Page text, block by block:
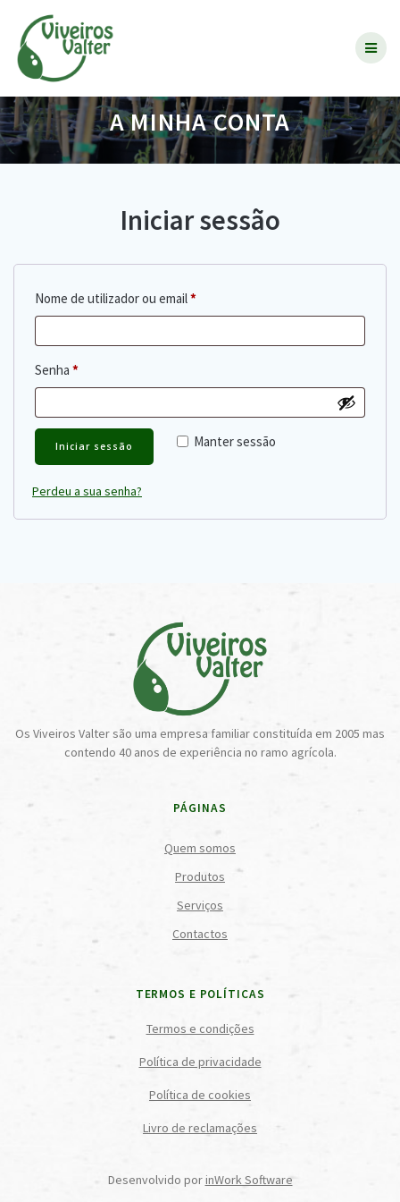
A MINHA CONTA
Iniciar sessão
Nome de utilizador ou email*Obrigatório
Senha *Obrigatório
Manter sessão
Iniciar sessão
Perdeu a sua senha?
Os Viveiros Valter são uma empresa familiar constituída em 2005 mas
contendo 40 anos de experiência no ramo agrícola.
PÁGINAS
Quem somos
Produtos
Serviços
Contactos
TERMOS E POLÍTICAS
Termos e condições
Política de privacidade
Política de cookies
Livro de reclamações
Desenvolvido porinWork Software